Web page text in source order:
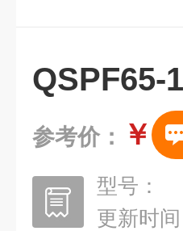
QSPF65-
参考价： ￥
型号：
更新时间